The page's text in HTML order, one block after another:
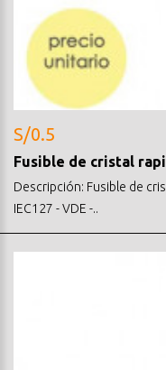
S/0.5
Fusible de cristal
Descripción: Fusible de
IEC127 - VDE -..